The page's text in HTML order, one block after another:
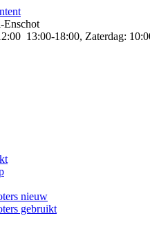
Enschot
13:00-18:00, Zaterdag:
nieuw
gebruikt